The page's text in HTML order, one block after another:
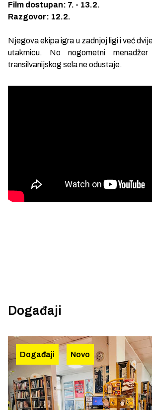
Film dostupan: 7. - 13.2.
Razgovor: 12.2.
Njegova ekipa igra u zadnjoj ligi i već
utakmicu. No nogometni
transilvanijskog sela ne odustaje.
Događaji
Događaji Novo